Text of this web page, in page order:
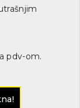
pdv-om.